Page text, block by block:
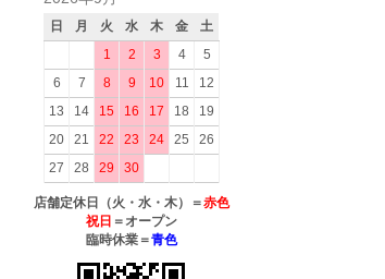
日 月 火 水 木 金
土
1
2 3 4
5
6
7 8 9 10 11
12
13
14 15 16 17 18
19
20
21 22 23 24 25
26
27
28 29 30
店舗定休日（火・水・木）＝赤色
祝日 ＝オープン
臨時休業＝青色